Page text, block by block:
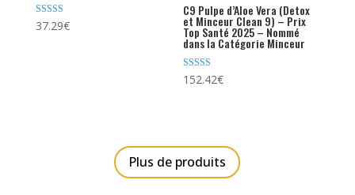
Note
5.00
37.29€
C9 Pulpe d’Aloe Vera (Detox
et Minceur Clean 9) – Prix
Top Santé 2025 – Nommé
dans la Catégorie Minceur
Note
4.85
152.42€
Plus de produits